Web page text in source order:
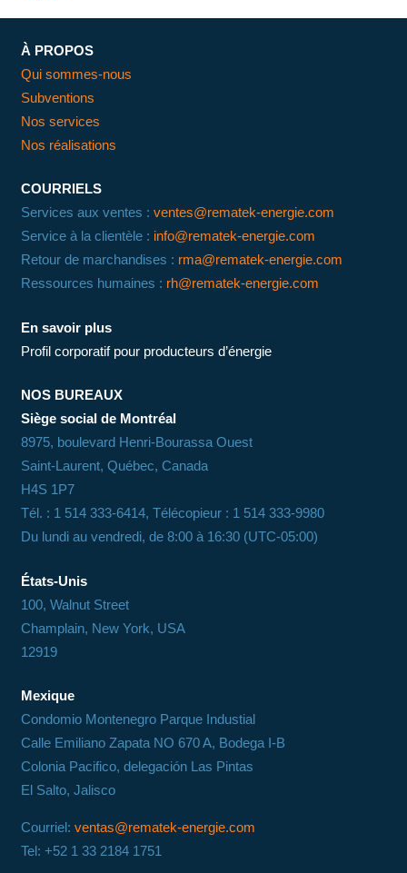
À PROPOS
Qui sommes-nous
Subventions
Nos services
Nos réalisations
COURRIELS
Services aux ventes : ventes@rematek-energie.com
Service à la clientèle : info@rematek-energie.com
Retour de marchandises : rma@rematek-energie.com
Ressources humaines : rh@rematek-energie.com
En savoir plus
Profil corporatif pour producteurs d’énergie
NOS BUREAUX
Siège social de Montréal
8975, boulevard Henri-Bourassa Ouest
Saint-Laurent, Québec, Canada
H4S 1P7
Tél. : 1 514 333-6414, Télécopieur : 1 514 333-9980
Du lundi au vendredi, de 8:00 à 16:30 (UTC-05:00)
États-Unis
100, Walnut Street
Champlain, New York, USA
12919
Mexique
Condomio Montenegro Parque Industial
Calle Emiliano Zapata NO 670 A, Bodega I-B
Colonia Pacifico, delegación Las Pintas
El Salto, Jalisco
Courriel: ventas@rematek-energie.com
Tel: +52 1 33 2184 1751